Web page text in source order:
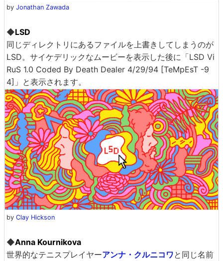
by Jonathan Zawada
◆LSD
同じディレクトリにあるファイルを上書きしてしまうのが
LSD。サイケデリックなムービーを表示した後に「LSD Vi
RuS 1.0 Coded By Death Dealer 4/29/94 [TeMpEsT -9
4]」と表示されます。
by Clay Hickson
◆Anna Kournikova
世界的なテニスプレイヤーアンナ・クルニコワと同じ名前